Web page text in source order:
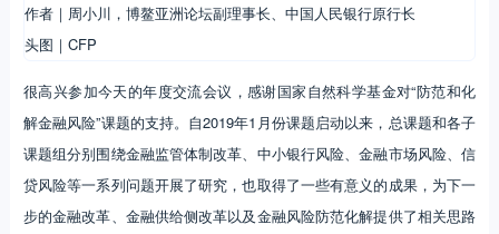
作者｜周小川，博鳌亚洲论坛副理事长、中国人民银行原行长
头图｜CFP
很高兴参加今天的年度交流会议，感谢国家自然科学基金对“防范和化
解金融风险”课题的支持。自2019年1月份课题启动以来，总课题和各子
课题组分别围绕金融监管体制改革、中小银行风险、金融市场风险、信
贷风险等一系列问题开展了研究，也取得了一些有意义的成果，为下一
步的金融改革、金融供给侧改革以及金融风险防范化解提供了相关思路